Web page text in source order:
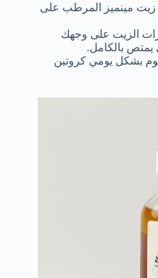
مينميز المرطب على
الزيت على وجهك
يمتص بالكامل.
بشكل يومي كروتين